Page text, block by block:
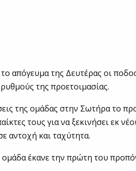
απόγευμα της Δευτέρας οι
της προετοιμασίας.
της ομάδας στην Σωτήρα το
τους για να ξεκινήσει εκ
αντοχή και ταχύτητα.
έκανε την πρώτη του